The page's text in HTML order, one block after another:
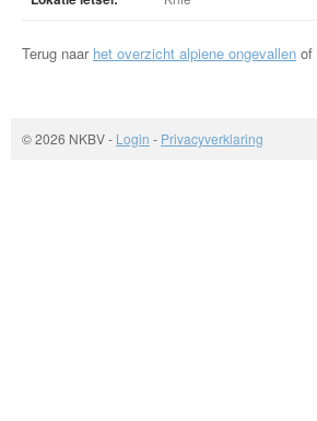
Terug naar het overzicht alpiene ongevallen of
© 2026 NKBV- Login - Privacyverklaring